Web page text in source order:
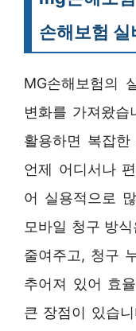
손해보험 실
MG손해보험의
변화를 가져왔습
활용하면 복잡
언제 어디서나
어 실용적으로
모바일 청구 방
줄여주고, 청구
추어져 있어 효
큰 장점이 있습